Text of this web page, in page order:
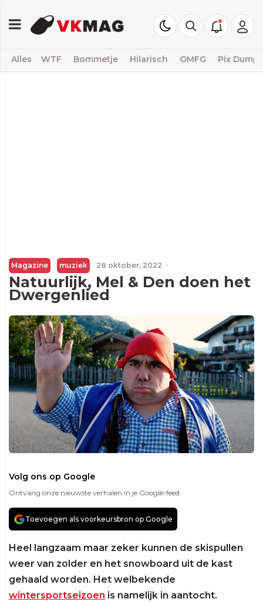
Alles WTF Bommetje Hilarisch OMFG Pix Dump
Magazine muziek 28 oktober, 2022 ·
Natuurlijk, Mel & Den doen het
Dwergenlied
Volg ons op Google
Ontvang onze nieuwste verhalen in je Google-feed
Toevoegen als voorkeursbron op Google
Heel langzaam maar zeker kunnen de skispullen
weer van zolder en het snowboard uit de kast
gehaald worden. Het welbekende
wintersportseizoen is namelijk in aantocht.